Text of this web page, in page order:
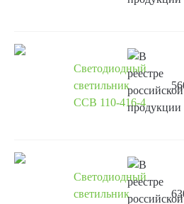
Светодиодный
светильник
ССВ 110-416-4
Светодиодный
светильник